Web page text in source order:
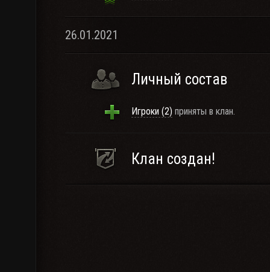
26.01.2021
Личный состав
Игроки (2) приняты в клан.
Клан создан!